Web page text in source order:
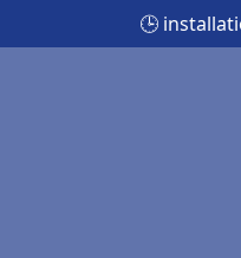
🕒